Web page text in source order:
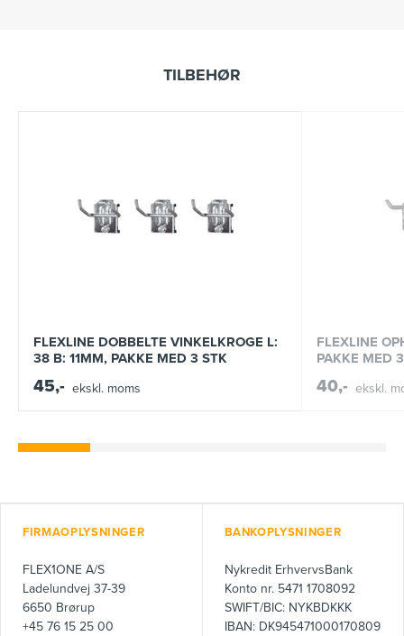
TILBEHØR
FLEXLINE DOBBELTE VINKELKROGE L:
38 B: 11MM, PAKKE MED 3 STK
45,- ekskl. moms
FLEXLINE
PAKKE MED
40,- ekskl.
FIRMAOPLYSNINGER
FLEX1ONE A/S
Ladelundvej 37-39
6650 Brørup
+45 76 15 25 00
BANKOPLYSNINGER
Nykredit ErhvervsBank
Konto nr. 5471 1708092
SWIFT/BIC: NYKBDKKK
IBAN: DK945471000170809